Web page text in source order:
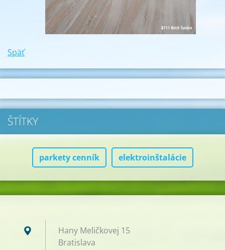
Späť
ŠTÍTKY
parkety cenník elektroinštalácie
Hany Meličkovej 15
Bratislava